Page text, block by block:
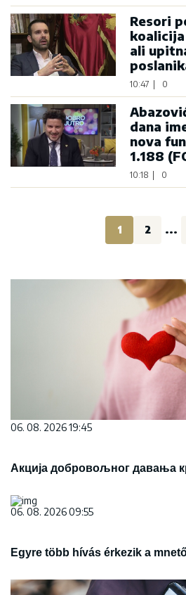
Resori
koalicija
ali
10:47 0
dana
nova
1.188
10:18 0
1 2 ...
06. 08. 2026 19:45
Акција добровољног давања
06. 08. 2026 09:55
Egyre több hívás érkezik a